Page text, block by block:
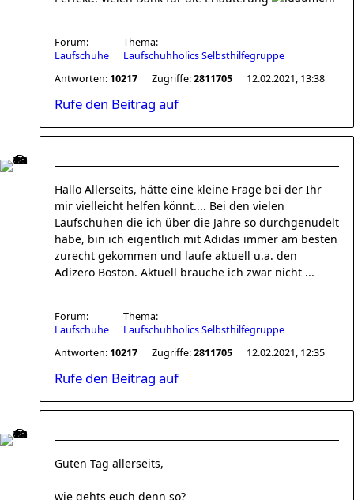
Forum:
Laufschuhe
Thema:
Laufschuhholics Selbsthilfegruppe
Antworten: 10217 Zugriffe:2811705 12.02.2021, 13:38
Rufe den Beitrag auf
Hallo Allerseits, hätte eine kleine Frage bei der Ihr
mir vielleicht helfen könnt.... Bei den vielen
Laufschuhen die ich über die Jahre so durchgenudelt
habe, bin ich eigentlich mit Adidas immer am besten
zurecht gekommen und laufe aktuell u.a. den
Adizero Boston. Aktuell brauche ich zwar nicht ...
Forum:
Laufschuhe
Thema:
Laufschuhholics Selbsthilfegruppe
Antworten: 10217 Zugriffe:2811705 12.02.2021, 12:35
Rufe den Beitrag auf
Guten Tag allerseits,
wie gehts euch denn so?